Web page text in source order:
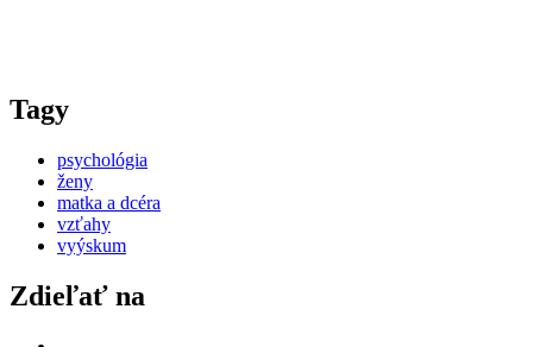
Tagy
psychológia
ženy
matka a dcéra
vzťahy
vyýskum
Zdieľať na